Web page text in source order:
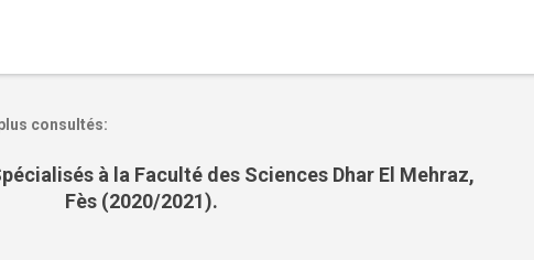
consultés:
à la Faculté des Sciences Dhar El Mehraz,
Fès (2020/2021).